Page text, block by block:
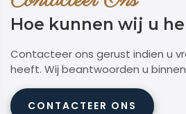
Hoe kunnen wij u
Contacteer ons gerust indien u
heeft. Wij beantwoorden u
CONTACTEER ONS